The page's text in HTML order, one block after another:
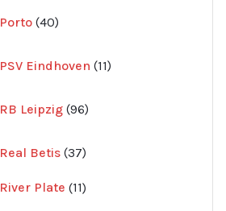
Porto 40
produkter
PSV Eindhoven 11
produkter
RB Leipzig 96
produkter
Real Betis 37
produkter
River Plate 1111